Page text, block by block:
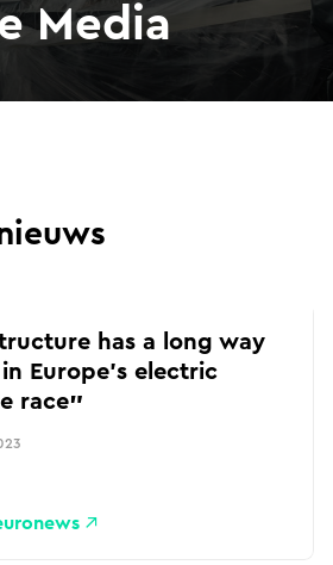
Media
has a long way
Europe's electric
race